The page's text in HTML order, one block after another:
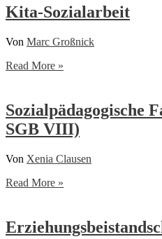
Erziehung
Kita-Sozialarbeit
Von Marc Großnick
Kita-
Read More »
Sozialpädagogische
SGB VIII)
Von Xenia Clausen
Sozialpädagogische
SGB
VIII)
Read More »